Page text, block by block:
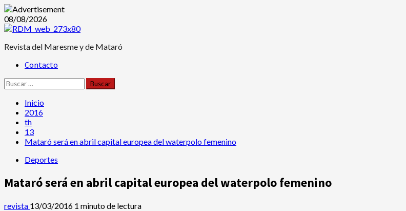
Saltar
al
08/08/2026
Revista del Maresme y de Mataró
Menú Contacto
Buscar:
Inicio
2016
th
13
Mataró será en abril capital europea del waterpolo femenino
Deportes
Mataró será en abril capital europea del waterpolo femenino
revista 13/03/2016 1 minuto de lectura